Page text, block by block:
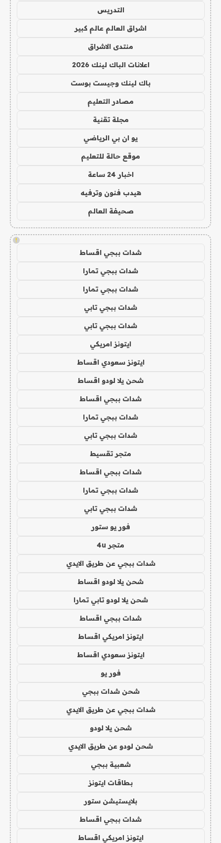
التدريس
اشراق العالم عالم كبير
منتدى الاشراق
اعلانات الباك لينك 2026
باك لينك وجيست بوست
مصادر التعليم
مجلة تقنية
يو ان بي الرياضي
موقع حالة للتعليم
اخبار 24 ساعة
هيدب فنون وترفيه
صحيفة العالم
!
شدات ببجي اقساط
شدات ببجي تمارا
شدات ببجي تمارا
شدات ببجي تابي
شدات ببجي تابي
ايتونز امريكي
ايتونز سعودي اقساط
شحن يلا لودو اقساط
شدات ببجي اقساط
شدات ببجي تمارا
شدات ببجي تابي
متجر تقسيط
شدات ببجي اقساط
شدات ببجي تمارا
شدات ببجي تابي
فور يو ستور
متجر 4u
شدات ببجي عن طريق الايدي
شحن يلا لودو اقساط
شحن يلا لودو تابي تمارا
شدات ببجي اقساط
ايتونز امريكي اقساط
ايتونز سعودي اقساط
فور يو
شحن شدات ببجي
شدات ببجي عن طريق الايدي
شحن يلا لودو
شحن لودو عن طريق الايدي
شعبية ببجي
بطاقات ايتونز
بلايستيشن ستور
شدات ببجي اقساط
ايتونز امريكي اقساط